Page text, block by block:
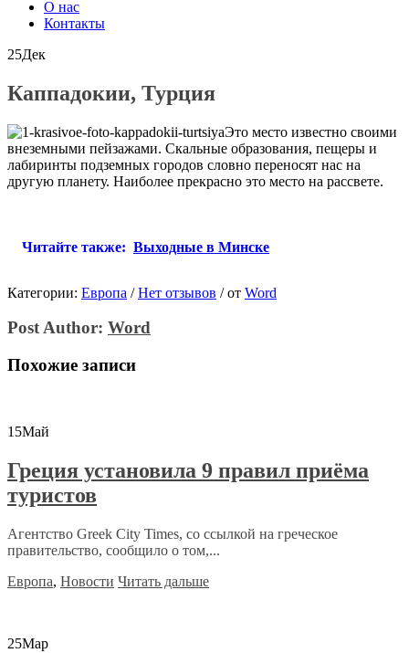
О нас
Контакты
25Дек
Каппадокии, Турция
Это место известно своими
внеземными пейзажами. Скальные образования, пещеры и
лабиринты подземных городов словно переносят нас на
другую планету. Наиболее прекрасно это место на рассвете.
Читайте также: Выходные в Минске
Категории: Европа / Нет отзывов /от Word
Post Author: Word
Похожие записи
15Май
Греция установила 9 правил приёма
туристов
Агентство Greek City Times, со ссылкой на греческое
правительство, сообщило о том,...
Европа, Новости Читать дальше
25Мар